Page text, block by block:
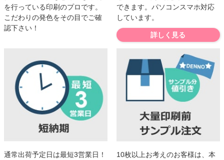
を行っている印刷のプロです。
こだわりの発色をその目でご確
認下さい！
できます。パソコンスマホ対応
しています。
詳しく見る
通常出荷予定日は最短3営業日！
10枚以上お考えのお客様は、本